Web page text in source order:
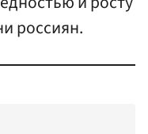
россиян.